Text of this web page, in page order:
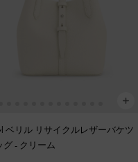
ベリル リサイクルレザーバケツ
グ- クリーム